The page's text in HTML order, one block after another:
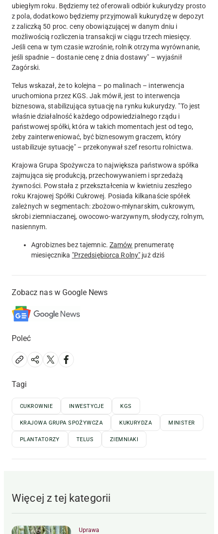
ubiegłym roku. Będziemy też oferowali odbiór kukurydzy prosto
z pola, dodatkowo będziemy przyjmowali kukurydzę w depozyt
z zaliczką 50 proc. ceny obowiązującej w danym dniu i
możliwością rozliczenia transakcji w ciągu trzech miesięcy.
Jeśli cena w tym czasie wzrośnie, rolnik otrzyma wyrównanie,
jeśli spadnie – dostanie cenę z dnia dostawy" – wyjaśnił
Zagórski.
Telus wskazał, że to kolejna – po malinach – interwencja
uruchomiona przez KGS. Jak mówił, jest to interwencja
biznesowa, stabilizująca sytuację na rynku kukurydzy. "To jest
właśnie działalność każdego odpowiedzialnego rządu i
państwowej spółki, która w takich momentach jest od tego,
żeby zainterweniować, być biznesowym graczem, który
ustabilizuje sytuację" – przekonywał szef resortu rolnictwa.
Krajowa Grupa Spożywcza to największa państwowa spółka
zajmująca się produkcją, przechowywaniem i sprzedażą
żywności. Powstała z przekształcenia w kwietniu zeszłego
roku Krajowej Spółki Cukrowej. Posiada kilkanaście spółek
zależnych w segmentach: zbożowo-młynarskim, cukrowym,
skrobi ziemniaczanej, owocowo-warzywnym, słodyczy, rolnym,
nasiennym.
Agrobiznes bez tajemnic. Zamów prenumeratę
miesięcznika "Przedsiębiorca Rolny" już dziś
Zobacz nas w Google News
Poleć
Tagi
CUKROWNIE INWESTYCJE KGS
KRAJOWA GRUPA SPOŻYWCZA KUKURYDZA MINISTER
PLANTATORZY TELUS ZIEMNIAKI
Więcej z tej kategorii
Uprawa